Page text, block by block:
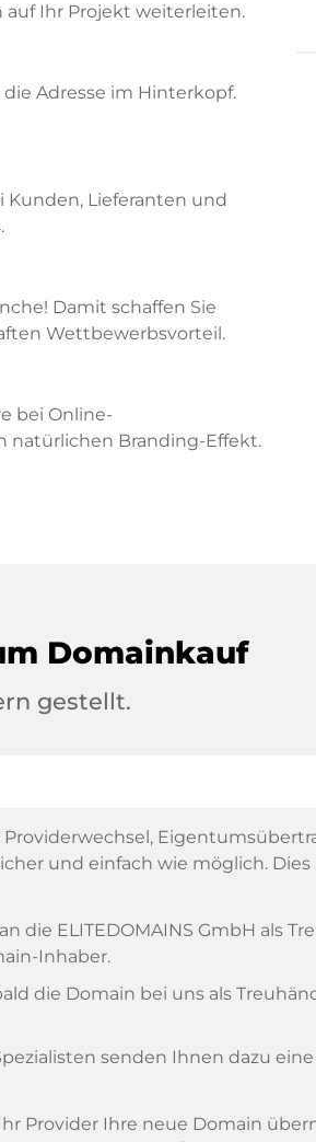
auf Ihr Projekt weiterleiten.
Adresse im Hinterkopf.
Kunden, Lieferanten und
Damit schaffen Sie
Wettbewerbsvorteil.
bei Online-
natürlichen Branding-Effekt.
Domainkauf
gestellt.
und einfach wie möglich.
die ELITEDOMAINS GmbH als
Inhaber.
die Domain bei uns als
senden Ihnen dazu
Provider Ihre neue Domain